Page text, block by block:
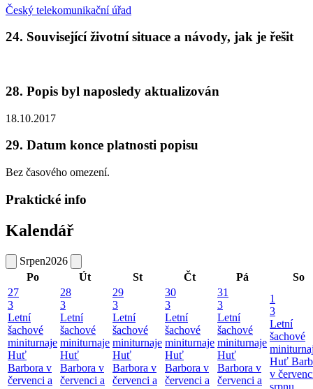
Český telekomunikační úřad
24. Související životní situace a návody, jak je řešit
28. Popis byl naposledy aktualizován
18.10.2017
29. Datum konce platnosti popisu
Bez časového omezení.
Praktické info
Kalendář
Srpen2026
Po
Út St Čt Pá
So
27
3
Letní
šachové
miniturnaje
Huť
Barbora v
červenci a
28
3
Letní
šachové
miniturnaje
Huť
Barbora v
červenci a
29
3
Letní
šachové
miniturnaje
Huť
Barbora v
červenci a
30
3
Letní
šachové
miniturnaje
Huť
Barbora v
červenci a
31
3
Letní
šachové
miniturnaje
Huť
Barbora v
červenci a
1
3
Letní
šachové
Huť
v
srpnu